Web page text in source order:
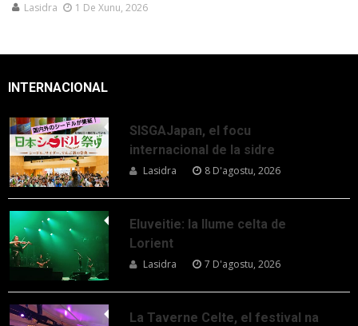
Lasidra 1 De Xunu, 2026
INTERNACIONAL
SISGAJapan, el focu
internacional de la sidre
Lasidra 8 D'agostu, 2026
Eluveitie: la llume celta de
Lorient
Lasidra 7 D'agostu, 2026
La Taverne Celte, el festival na